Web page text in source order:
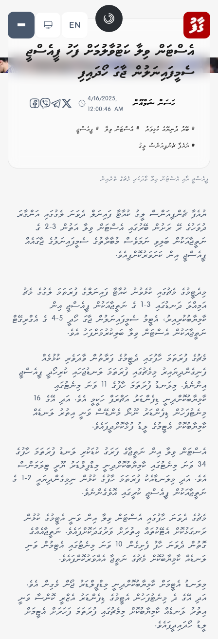
EN
އެސްޓަން ވިލާ ކަޓުވާލުމަށް ފަހު ޕީއެސްޖީ
ސެމީފައިނަލުން ޖާގަ ހޯދައިފި
ހަސަން ޝަމްއޫން
4/16/2025,
12:00:46 AM
# ބޭރު ދުނިޔޭގެ ކުޅިވަރު # އެސްޓަން ވިލާ # ޕީއެސްޖީ
# ޔުއެފާ ޗެންޕިއަންސް ލީގު
ޕީއެސްޖީ އާއި އެސްޓަން ވިލާ ވާދަކުރި މެޗުގެ ތެރެއިން
ޔުއެފާ ޗެންޕިއަންސް ލީގު ކުއާޓާ ފައިނަލް ދެވަނަ ލެގުގައި އަންގާރަ
ދުވަހުގެ ރޭ ރަށުން ބޭރުގައި އެސްޓަން ވިލާ އަތުން 3-2 ގެ
ނަތީޖާއަކުން ބަލިވި ނަމަވެސް މުބާރާތުގެ ސެމީފައިނަލުގެ ޖާގައެއް
ޕީއެސްޖީ އިން ކަށަވަރުކޮށްފިއެވެ.
މިދެޓީމުގެ މެޗުގައި ކުޅެވުނު ކުއާޓާ ފައިނަލްގެ ފުރަތަމަ ލެގުގެ މެޗު
އަމިއްލަ ދަނޑުގައި 3-1 ގެ ނަތީޖާއަކުން ޕީއެސްޖީ އިން
ކާމިޔާބުކުރިއިރު، އެޓީމު ސެމީފައިނަލުން ޖާގަ ހޯދީ 5-4 ގެ އެގްރިގޭޓް
ނަތީޖާއަކުން އެސްޓަން ވިލާ ބަލިކުރުމަށްފަހު އެވެ.
މެޗުގެ ފުރަތަމަ ހާފުގައި ދެޓީމުގެ ފަރާތުން ވާދަވެރި ކުޅުމެއް
ފެނިގެންދިޔައިރު މިމެޗުގައި ފުރަތަމަ ލަނޑުޖަހައި ކުރިހޯދީ ޕީއެސްޖީ
އިންނެވެ. މިލަނޑު ފުރަތަމަ ހާފުގެ 11 ވަނަ މިނެޓުގައި
ކާމިޔާބުކޮށްދިނީ ޑިފެންޑަރު އަޗްރަފް ހަކީމީ އެވެ. އަދި އޭގެ 16
މިނެޓުފަހުން ޑިފެންޑަރު ނޫނޯ މެންޑޭސް ވަނީ އިތުރު ލަނޑެއް
ކާމިޔާބުކޮށް އެޓީމުގެ ލީޑު ފުޅާކޮށްދީފައެވެ.
އެސްޓަން ވިލާ އިން ނަތީޖާގެ ފަރަގު ކުޑަކުރި ލަނޑު ފުރަތަމަ ހާފުގެ
34 ވަނަ މިނެޓުގައި ކާމިޔާބުކޮށްދިނީ މިޑްފިލްޑަރު ޔޫރީ ޓިލަމަންސް
އެވެ. އަދި މިލަނޑާއެކު ފުރަތަމަ ހާފުގެ ކުޅުން ނިމިގެންދިޔައީ 2-1 ގެ
ނަތީޖާއަކުން ޕީއެސްޖީ ކުރީގައި އޮވެގެންނެވެ.
މެޗުގެ ދެވަނަ ހާފުގައި އެސްޓަން ވިލާ އިން ވަނީ އެޓީމުގެ ކުޅުން
ރަނގަޅުކޮށް އެޓޭކުތައް އިތުރަށް ވަރުގަދަކޮށްފައެވެ. ނަތީޖާއެއްގެ
ގޮތުން ދެވަނަ ހާފު ފެށިގެން 10 ވަނަ މިނެޓުގައި އެޓިމުން ވަނި
ލަނޑެއް ކާމިޔާބުކޮށް މެޗުގެ ނަތީޖާ އެއްވަރުކޮށްފައެވެ.
މިލަނޑު އެޓީމަށް ކާމިޔާބުކޮށްދިނީ މިޑްފީލްޑަރު ޖޯން މެގިން އެވެ.
އަދި އޭގެ ދެ މިނެޓުފަހުން އެޓީމުގެ ޑިފެންޑަރު އެޒްރީ ކޮންސާ ވަނީ
އިތުރު ލަނޑެއް ކާމިޔާބުކޮށް މިމެޗުގައި ފުރަތަމަ ފަހަރަށް އެޓީމަށް
ލީޑު ހޯދައިދީފައެވެ.